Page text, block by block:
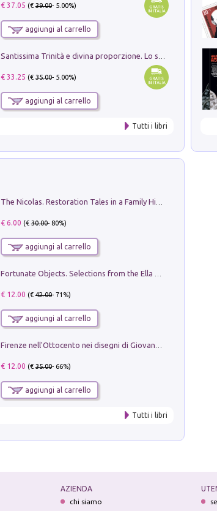
€ 37.05 (€39.00- 5.00%)
aggiungi al carrello
€ 33.25 (€35.00- 5.00%)
aggiungi al carrello
Tutti i libri
€ 6.00 (€30.00- 80%)
aggiungi al carrello
€ 12.00 (€42.00- 71%)
aggiungi al carrello
€ 12.00 (€35.00- 66%)
aggiungi al carrello
Tutti i libri
AZIENDA
chi siamo